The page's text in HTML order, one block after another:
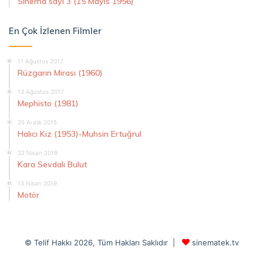
En Çok İzlenen Filmler
11 Ağustos 2017
Rüzgarın Mirası (1960)
13 Ağustos 2017
Mephisto (1981)
25 Aralık 2015
Halıcı Kız (1953)-Muhsin Ertuğrul
22 Nisan 2019
Kara Sevdalı Bulut
13 Nisan 2019
Motör
© Telif Hakkı 2026, Tüm Hakları Saklıdır | sinematek.tv